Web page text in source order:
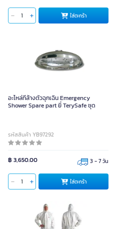
ใส่ตะกร้า
M
L
XL
2XL
ใส่ตะกร้า
อะไหล่ที่ล้างตัวฉุกเฉิน Emergency
Shower Spare part ยี่ TerySafe ชุด
รหัสสินค้า YB97292
฿ 3,650.00 3 - 7 วัน
ใส่ตะกร้า